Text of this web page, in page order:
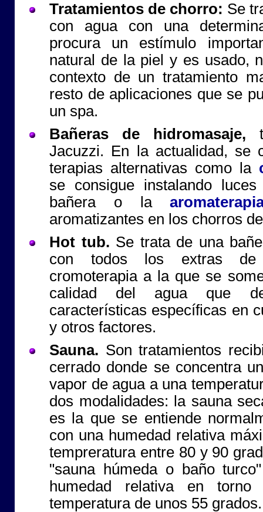
Tratamientos de chorro: Se
con agua con una
procura un estímulo
natural de la piel y es usado,
contexto de un tratamiento
resto de aplicaciones que se
un spa.
Bañeras de hidromasaje,
Jacuzzi. En la actualidad, se
terapias alternativas como la
se consigue instalando
bañera o la
aromatizantes en los chorros
Hot tub. Se trata de una
con todos los extras de
cromoterapia a la que se
calidad del agua que
características específicas en
y otros factores.
Sauna. Son tratamientos
cerrado donde se concentra
vapor de agua a una
dos modalidades: la sauna
es la que se entiende
con una humedad relativa
tempreratura entre 80 y 90
"sauna húmeda o baño
humedad relativa en
temperatura de unos 55 grados.